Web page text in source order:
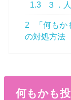
1.3 ３．
2
「何も
の対処方法
何もかも